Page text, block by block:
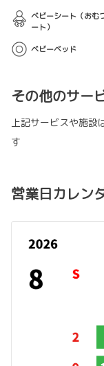
ベビーシート（おむ
ート）
ベビーベッド
その他のサー
上記サービスや施
す
営業日カレン